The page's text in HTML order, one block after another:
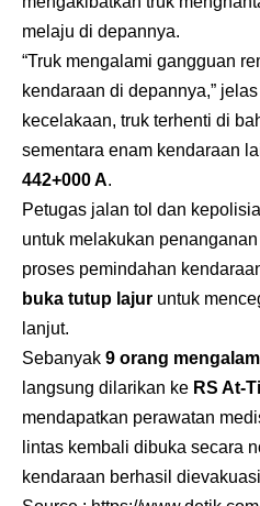
melaju di depannya.
“Truk mengalami gangguan
kendaraan di depannya,”
kecelakaan, truk terhenti di
sementara enam kendaraan
442+000 A.
Petugas jalan tol dan
untuk melakukan
proses pemindahan
buka tutup lajur untuk
lanjut.
Sebanyak 9 orang
langsung dilarikan ke RS At-
mendapatkan perawatan
lintas kembali dibuka secara
kendaraan berhasil